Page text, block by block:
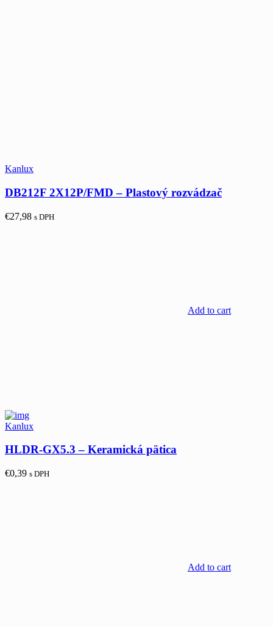
Kanlux
DB212F 2X12P/FMD – Plastový rozvádzač
€27,98 s DPH
Add to cart
Kanlux
HLDR-GX5.3 – Keramická pätica
€0,39 s DPH
Add to cart